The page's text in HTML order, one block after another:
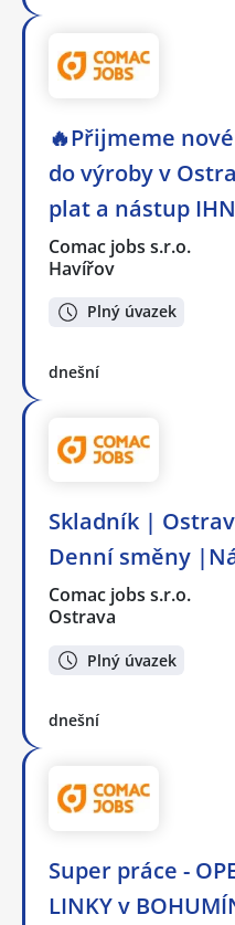
🔥Přijmeme
do výroby v
plat a nástup
Comac jobs s.r.o.
Havířov
Plný úvazek
dnešní
Skladník |
Denní směny
Comac jobs s.r.o.
Ostrava
Plný úvazek
dnešní
Super práce -
LINKY v